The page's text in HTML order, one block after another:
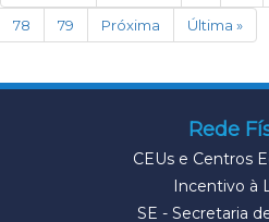
78
79 Próxima Última »
Rede
CEUs e Centros
Incentivo à
SE - Secretaria